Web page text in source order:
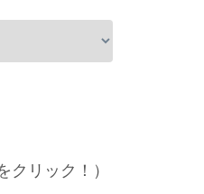
クリック！）